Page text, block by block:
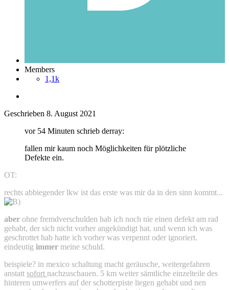
Members
1,1k
Geschrieben 8. August 2021
vor 54 Minuten schrieb derray:
fallen mir kaum noch Möglichkeiten für plötzliche
Defekte ein.
OT:
rechts abbiegender lkw ist das erste was mir da in den sinn kommt...
aber ohne fremdverschulden hab ich noch nie einen defekt am rad
gehabt, der sich nicht vorher angekündigt hat. und wenn ich was
geschrottet hab hatte ich vorher was verpennt oder ignoriert.
eindeutig immer meine schuld.
beispiele? in mexico schaltung macht geräusche, weitergefahren
anstatt sofort nachzuschauen. 5 km weiter sämtliche einzelteile des
hinteren umwerfers auf der schotterpiste liegen gehabt und nen